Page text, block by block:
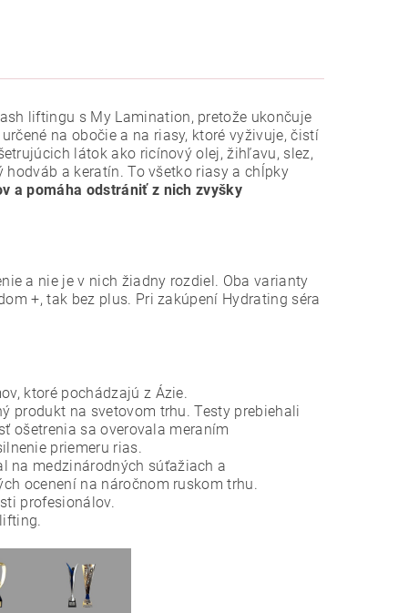
liftingu s My Lamination, pretože ukončuje
na obočie a na riasy, ktoré vyživuje, čistí
látok ako ricínový olej, žihľavu, slez,
hodváb a keratín. To všetko riasy a chĺpky
a pomáha odstrániť z nich zvyšky
a nie je v nich žiadny rozdiel. Oba varianty
+, tak bez plus. Pri zakúpení Hydrating séra
ktoré pochádzajú z Ázie.
produkt na svetovom trhu. Testy prebiehali
ošetrenia sa overovala meraním
priemeru rias.
na medzinárodných súťažiach a
ocenení na náročnom ruskom trhu.
profesionálov.